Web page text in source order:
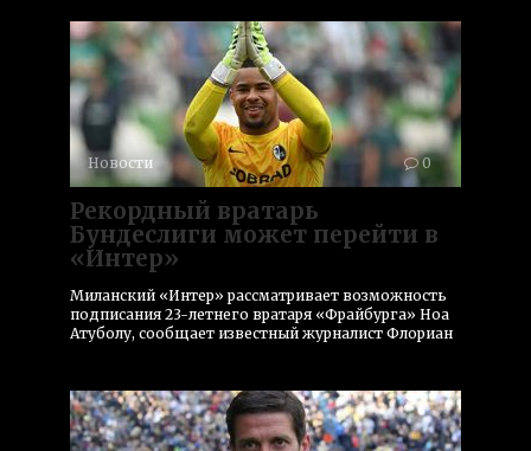
Новости 0
Рекордный вратарь
Бундеслиги может перейти в
«Интер»
Миланский «Интер» рассматривает возможность
подписания 23-летнего вратаря «Фрайбурга» Ноа
Атуболу, сообщает известный журналист Флориан